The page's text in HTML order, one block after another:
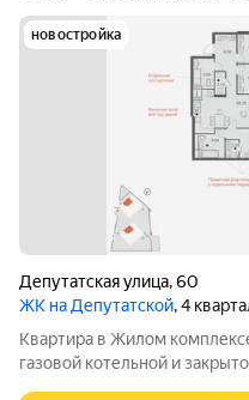
новостройка
Депутатская улица,60
ЖК на Депутатской, 4
Квартира в Жилом
газовой котельной и